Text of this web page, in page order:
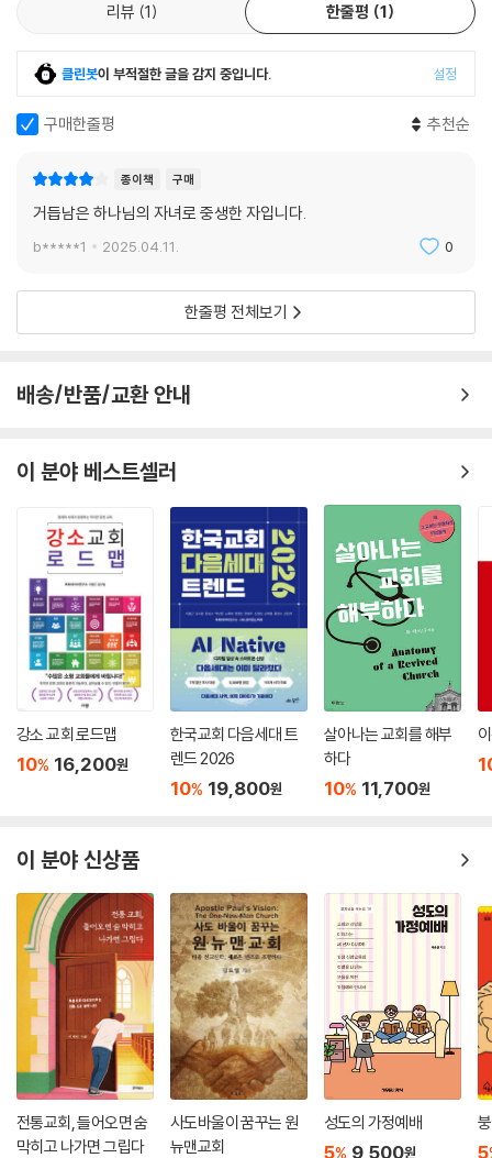
리뷰 1 한줄평 1
클린봇이 부적절한 글을 감지 중입니다. 설정
구매한줄평 추천순
종이책 구매
거듭남은 하나님의 자녀로 중생한 자입니다.
b*****1 2025.04.11. 0
한줄평 전체보기
배송/반품/교환 안내
이 분야 베스트셀러
강소 교회 로드맵
10% 16,200원
한국교회 다음세대 트
렌드 2026
10% 19,800원
살아나는 교회를 해부
하다
10% 11,700원
이 분야 신상품
전통교회, 들어오면 숨
막히고 나가면 그립다
사도바울이 꿈꾸는 원
뉴맨교회
성도의 가정예배
5% 9,500원 5